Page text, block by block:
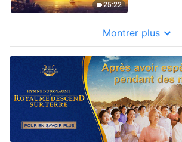
25:22
Montrer plus